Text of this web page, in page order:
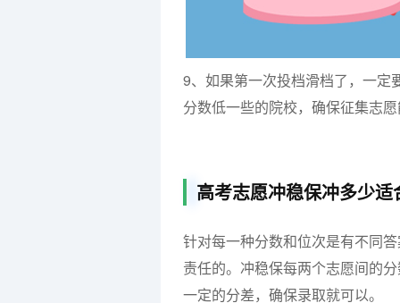
9、如果第一次投档滑档了，一定
分数低一些的院校，确保征集志
高考志愿冲稳保冲多少适
针对每一种分数和位次是有不同
责任的。冲稳保每两个志愿间的
一定的分差，确保录取就可以。